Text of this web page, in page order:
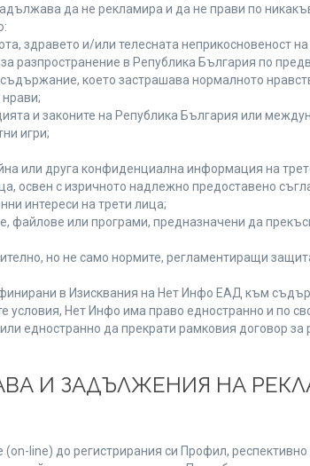
да не рекламира и да не прави по
здравето и/или телесната неприкосновеност
разпространение в Република България по
което застрашава нормалното
и законите на Република България или
игри;
или друга конфиденциална информация на
освен с изричното надлежно предоставено
интереси на трети лица;
или програми, предназначени да
но не само нормите, регламентиращи
в Изисквания на Нет Инфо ЕАД към
условия, Нет Инфо има право едностранно и по
едностранно да прекрати рамковия договор
И ЗАДЪЛЖЕНИЯ НА
line) до регистрирания си Профил,